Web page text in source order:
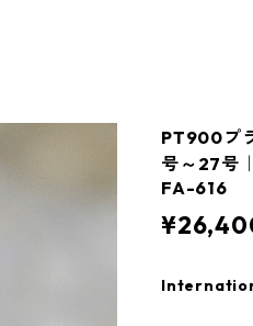
PT900プ
号～27号
FA-616